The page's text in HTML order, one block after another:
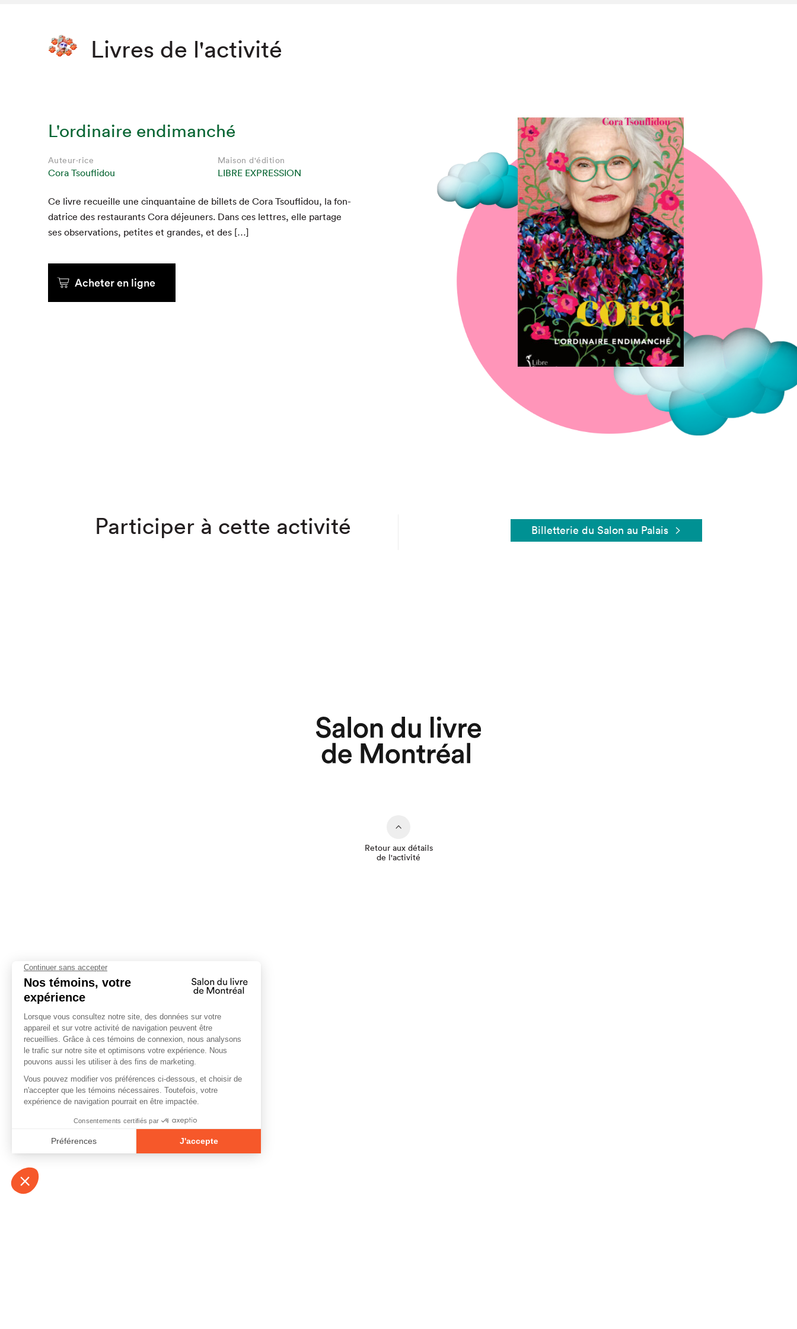
Que cherchez-vous?
Fermer
Livres de l'activité
L'ordinaire endimanché
Auteur·rice
Cora Tsouflidou
Maison d'édition
LIBRE EXPRESSION
Ce livre recueille une cinquan­taine de bil­lets de Cora Tsou­fli­dou, la fon­
da­trice des restau­rants Cora déje­uners. Dans ces let­tres, elle partage
ses obser­va­tions, petites et grandes, et des […]
Acheter en ligne
Participer à cette activité Billetterie du Salon au Palais
Retour aux détails
de l'activité